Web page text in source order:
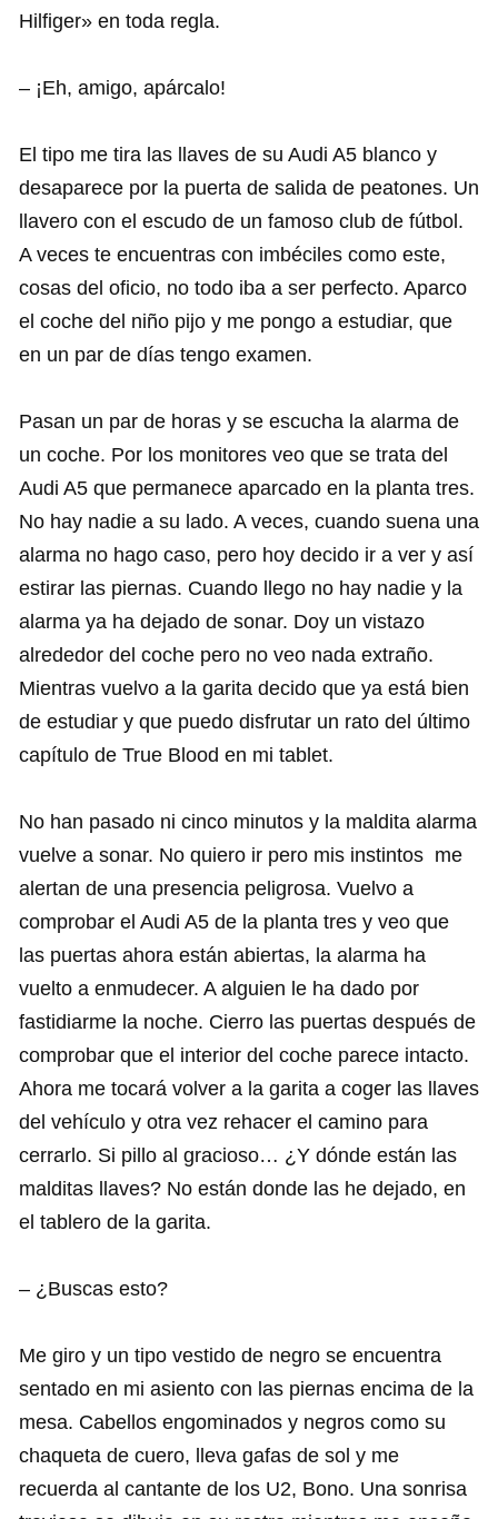
Hilfiger» en toda regla.
– ¡Eh, amigo, apárcalo!
El tipo me tira las llaves de su Audi A5 blanco y
desaparece por la puerta de salida de peatones. Un
llavero con el escudo de un famoso club de fútbol.
A veces te encuentras con imbéciles como este,
cosas del oficio, no todo iba a ser perfecto. Aparco
el coche del niño pijo y me pongo a estudiar, que
en un par de días tengo examen.
Pasan un par de horas y se escucha la alarma de
un coche. Por los monitores veo que se trata del
Audi A5 que permanece aparcado en la planta tres.
No hay nadie a su lado. A veces, cuando suena una
alarma no hago caso, pero hoy decido ir a ver y así
estirar las piernas. Cuando llego no hay nadie y la
alarma ya ha dejado de sonar. Doy un vistazo
alrededor del coche pero no veo nada extraño.
Mientras vuelvo a la garita decido que ya está bien
de estudiar y que puedo disfrutar un rato del último
capítulo de True Blood en mi tablet.
No han pasado ni cinco minutos y la maldita alarma
vuelve a sonar. No quiero ir pero mis instintos me
alertan de una presencia peligrosa. Vuelvo a
comprobar el Audi A5 de la planta tres y veo que
las puertas ahora están abiertas, la alarma ha
vuelto a enmudecer. A alguien le ha dado por
fastidiarme la noche. Cierro las puertas después de
comprobar que el interior del coche parece intacto.
Ahora me tocará volver a la garita a coger las llaves
del vehículo y otra vez rehacer el camino para
cerrarlo. Si pillo al gracioso… ¿Y dónde están las
malditas llaves? No están donde las he dejado, en
el tablero de la garita.
– ¿Buscas esto?
Me giro y un tipo vestido de negro se encuentra
sentado en mi asiento con las piernas encima de la
mesa. Cabellos engominados y negros como su
chaqueta de cuero, lleva gafas de sol y me
recuerda al cantante de los U2, Bono. Una sonrisa